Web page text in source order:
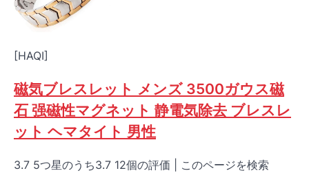
[HAQI]
磁気ブレスレット メンズ 3500ガウス磁
石 强磁性マグネット 静電気除去 ブレスレ
ット ヘマタイト 男性
3.7 5つ星のうち3.7 12個の評価 | このページを検索